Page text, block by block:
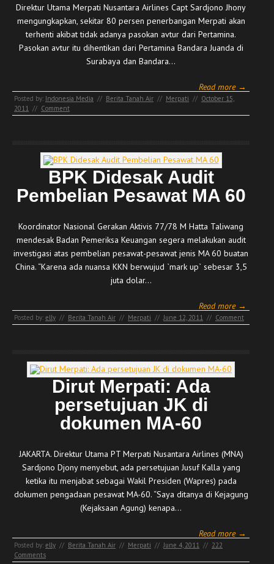
Direktur Utama Merpati Nusantara Airlines Capt Sardjono Jhony
mengungkapkan, sekitar 80 persen penerbangan Merpati akan
terhenti akibat tidak adanya pasokan avtur dari Pertamina.
Pasokan avtur itu dihentikan dari Pertamina Bandara Juanda di
Surabaya dan Bandara…
Read more →
Posted by: Indonesia Media // Berita Tanah Air // Merpati // October 15,
2011
// Comment
BPK Didesak Audit
Pembelian Pesawat MA 60
Koordinator Nasional Gerakan Aktivis 77/78 M Hatta Taliwang
mendesak Badan Pemeriksa Keuangan segera melakukan audit
investigasi atas pembelian pesawat-pesawat jenis MA 60 buatan
China. “Karena ada nuansa KKN berwujud `mark up` sebesar 3,5
juta dolar…
Read more →
Posted by: elly // Berita Tanah Air // Merpati // June 12, 2011 // Comment
Dirut Merpati: Ada
persetujuan JK di
dokumen MA-60
JAKARTA. Direktur Utama PT Merpati Nusantara Airlines (MNA)
Sardjono Djony menyebut, ada persetujuan Jusuf Kalla yang
ketika itu menjabat sebagai Wakil Presiden (Wapres) pada
dokumen pengadaan pesawat MA-60. “Saya ditanya di Kejagung
(Kejaksaan Agung) kenapa…
Read more →
Posted by: elly // Berita Tanah Air // Merpati // June 4, 2011 // 222
Comments